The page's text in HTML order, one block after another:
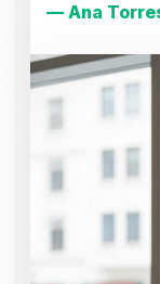
— Ana